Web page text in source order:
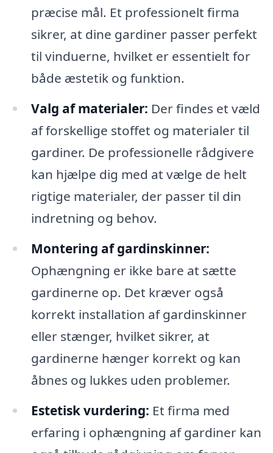
præcise mål. Et professionelt firma
sikrer, at dine gardiner passer perfekt
til vinduerne, hvilket er essentielt for
både æstetik og funktion.
Valg af materialer: Der findes et væld
af forskellige stoffet og materialer til
gardiner. De professionelle rådgivere
kan hjælpe dig med at vælge de helt
rigtige materialer, der passer til din
indretning og behov.
Montering af gardinskinner:
Ophængning er ikke bare at sætte
gardinerne op. Det kræver også
korrekt installation af gardinskinner
eller stænger, hvilket sikrer, at
gardinerne hænger korrekt og kan
åbnes og lukkes uden problemer.
Estetisk vurdering: Et firma med
erfaring i ophængning af gardiner kan